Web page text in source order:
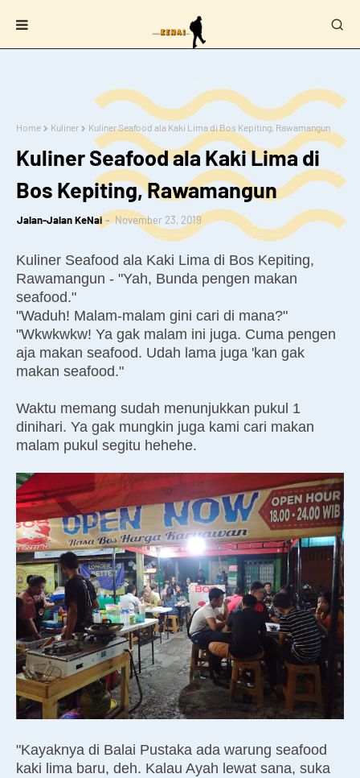
Home Kuliner Kuliner Seafood ala Kaki Lima di Bos Kepiting, Rawamangun
Kuliner Seafood ala Kaki Lima di
Bos Kepiting, Rawamangun
Jalan-Jalan KeNai November 23, 2019
Kuliner Seafood ala Kaki Lima di Bos Kepiting,
Rawamangun - "Yah, Bunda pengen makan
seafood."
"Waduh! Malam-malam gini cari di mana?"
"Wkwkwkw! Ya gak malam ini juga. Cuma pengen
aja makan seafood. Udah lama juga 'kan gak
makan seafood."
Waktu memang sudah menunjukkan pukul 1
dinihari. Ya gak mungkin juga kami cari makan
malam pukul segitu hehehe.
"Kayaknya di Balai Pustaka ada warung seafood
kaki lima baru, deh. Kalau Ayah lewat sana, suka